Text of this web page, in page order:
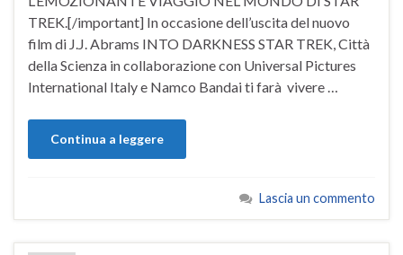
TREK.[/important] In occasione dell’uscita del nuovo
film di J.J. Abrams INTO DARKNESS STAR TREK, Città
della Scienza in collaborazione con Universal Pictures
International Italy e Namco Bandai ti farà vivere …
Continua a leggere
Lascia un commento